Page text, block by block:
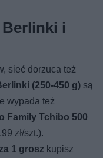
i
sieć dorzuca też
(250-450 g) są
wypada też
Family Tchibo 500
zł/szt.).
1 grosz kupisz